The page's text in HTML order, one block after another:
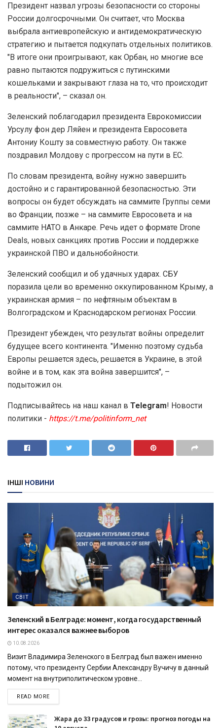
Президент назвал угрозы безопасности со стороны
России долгосрочными. Он считает, что Москва
выбрала антиевропейскую и антидемократическую
стратегию и пытается подкупать отдельных политиков.
"В итоге они проигрывают, как Орбан, но многие все
равно пытаются подружиться с путинскими
кошельками и закрывают глаза на то, что происходит
в реальности", – сказал он.
Зеленский поблагодарил президента Еврокомиссии
Урсулу фон дер Ляйен и президента Евросовета
Антониу Кошту за совместную работу. Он также
поздравил Молдову с прогрессом на пути в ЕС.
По словам президента, войну нужно завершить
достойно и с гарантированной безопасностью. Эти
вопросы он будет обсуждать на саммите Группы семи
во Франции, позже – на саммите Евросовета и на
саммите НАТО в Анкаре. Речь идет о формате Drone
Deals, новых санкциях против России и поддержке
украинской ПВО и дальнобойности.
Зеленский сообщил и об удачных ударах. СБУ
поразила цели во временно оккупированном Крыму, а
украинская армия – по нефтяным объектам в
Волгоградском и Краснодарском регионах России.
Президент убежден, что результат войны определит
будущее всего континента. "Именно поэтому судьба
Европы решается здесь, решается в Украине, в этой
войне и в том, как эта война завершится", –
подытожил он.
Подписывайтесь на наш канал в Telegram! Новости
политики - https://t.me/politinform_net
ІНШІ НОВИНИ
СВІТ
Зеленский в Белграде: момент, когда государственный
интерес оказался важнее выборов
10.08.2026
Визит Владимира Зеленского в Белград был важен именно
потому, что президенту Сербии Александру Вучичу в данный
момент на внутриполитическом уровне...
READ MORE
Жара до 33 градусов и грозы: прогноз погоды на